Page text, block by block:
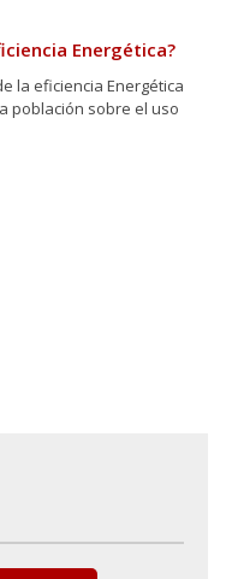
Energética?
la eficiencia Energética
población sobre el uso